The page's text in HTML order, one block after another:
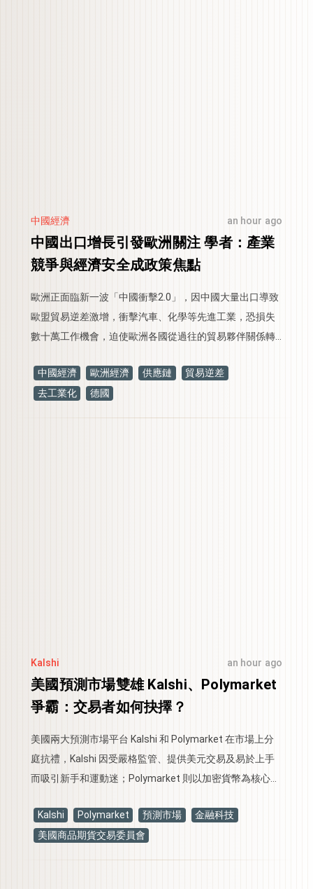
中國經濟 an hour ago
中國出口增長引發歐洲關注 學者：產業
競爭與經濟安全成政策焦點
歐洲正面臨新一波「中國衝擊2.0」，因中國大量出口導致
歐盟貿易逆差激增，衝擊汽車、化學等先進工業，恐損失
數十萬工作機會，迫使歐洲各國從過往的貿易夥伴關係轉
中國經濟
歐洲經濟 供應鏈
貿易逆差
去工業化
德國
Kalshi an hour ago
美國預測市場雙雄 Kalshi、Polymarket
爭霸：交易者如何抉擇？
美國兩大預測市場平台 Kalshi 和 Polymarket 在市場上分
庭抗禮，Kalshi 因受嚴格監管、提供美元交易及易於上手
而吸引新手和運動迷；Polymarket 則以加密貨幣為核心，
者在密西根州都面臨法律問題。
Kalshi Polymarket 預測市場
金融科技
美國商品期貨交易委員會